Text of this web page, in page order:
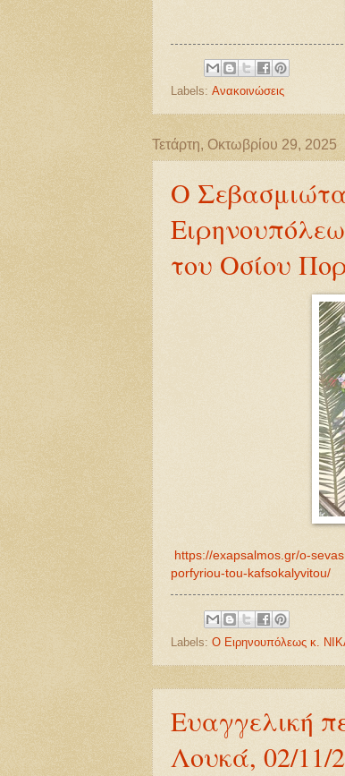
Labels: Ανακοινώσεις
Τετάρτη, Οκτωβρίου 29, 2025
Ο
του Οσίου
https://exapsalmos.gr/o-
porfyriou-tou-kafsokalyvitou/
Labels: Ο Ειρηνουπόλεως κ.
Ευαγγελική
Λουκά, 02/11/